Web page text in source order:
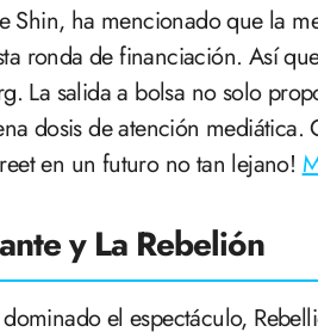
Shin, ha mencionado que la
ronda de financiación. Así
La salida a bolsa no solo
dosis de atención mediática.
en un futuro no tan lejano!
y La Rebelión
el espectáculo,